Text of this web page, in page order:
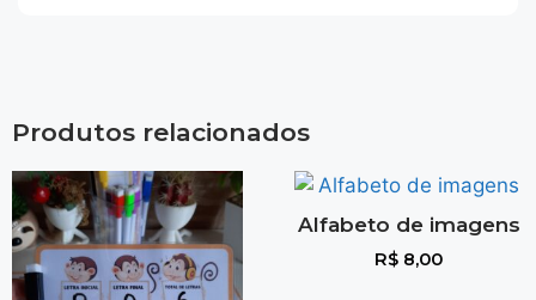
Produtos relacionados
Alfabeto de imagens
R$ 8,00